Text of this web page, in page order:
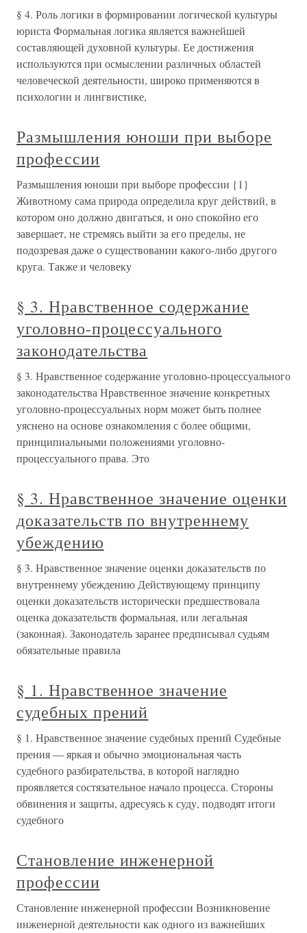
§ 4. Роль логики в формировании логической культуры
юриста Формальная логика является важнейшей
составляющей духовной культуры. Ее достижения
используются при осмыслении различных областей
человеческой деятельности, широко приме­няются в
психологии и лингвистике,
Размышления юноши при выборе
профессии
Размышления юноши при выборе профессии {1}
Животному сама природа определила круг действий, в
котором оно должно двигаться, и оно спокойно его
завершает, не стремясь выйти за его пределы, не
подозревая даже о существовании какого-либо другого
круга. Также и человеку
§ 3. Нравственное содержание
уголовно-процессуального
законодательства
§ 3. Нравственное содержание уголовно-процессуального
законодательства Нравственное значение конкретных
уголовно-процессуальных норм может быть полнее
уяснено на основе ознакомления с более общими,
принципиальными положениями уголовно-
процессуального права. Это
§ 3. Нравственное значение оценки
доказательств по внутреннему
убеждению
§ 3. Нравственное значение оценки доказательств по
внутреннему убеждению Действующему принципу
оценки доказательств исторически предшествовала
оценка доказательств формальная, или легальная
(законная). Законодатель заранее предписывал судьям
обязательные правила
§ 1. Нравственное значение
судебных прений
§ 1. Нравственное значение судебных прений Судебные
прения — яркая и обычно эмоциональная часть
судебного разбирательства, в которой наглядно
проявляется состязательное начало процесса. Стороны
обвинения и защиты, адресуясь к суду, подводят итоги
судебного
Становление инженерной
профессии
Становление инженерной профессии Возникновение
инженерной деятельности как одного из важнейших